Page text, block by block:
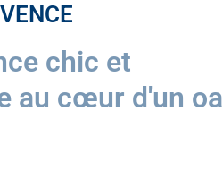
chic et
au cœur d'un